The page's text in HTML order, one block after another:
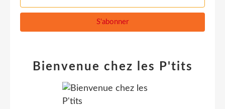
Bienvenue chez les P'tits